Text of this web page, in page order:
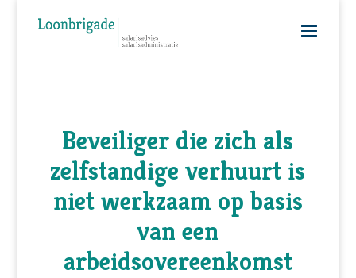
Beveiliger die zich als
zelfstandige verhuurt is
niet werkzaam op basis
van een
arbeidsovereenkomst